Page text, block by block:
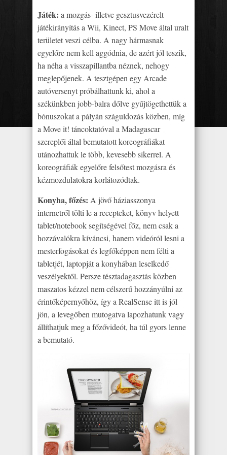
Játék: a mozgás- illetve gesztusvezérelt
játékirányítás a Wii, Kinect, PS Move által uralt
területet veszi célba. A nagy hármasnak
egyelőre nem kell aggódnia, de azért jól teszik,
ha néha a visszapillantba néznek, nehogy
meglepőjenek. A tesztgépen egy Arcade
autóversenyt próbálhattunk ki, ahol a
székünkben jobb-balra dőlve gyűjtögethettük a
bónuszokat a pályán száguldozás közben, míg
a Move it! táncoktatóval a Madagascar
szereplői által bemutatott koreográfiákat
utánozhattuk le több, kevesebb sikerrel. A
koreográfiák egyelőre felsőtest mozgásra és
kézmozdulatokra korlátozódtak.
Konyha, főzés: A jövő háziasszonya
internetről tölti le a recepteket, könyv helyett
tablet/notebook segítségével főz, nem csak a
hozzávalókra kíváncsi, hanem videóról lesni a
mesterfogásokat és legfőképpen nem félti a
tabletjét, laptopját a konyhában leselkedő
veszélyektől. Persze tésztadagasztás közben
maszatos kézzel nem célszerű hozzányúlni az
érintőképernyőhöz, így a RealSense itt is jól
jön, a levegőben mutogatva lapozhatunk vagy
állíthatjuk meg a főzővideót, ha túl gyors lenne
a bemutató.